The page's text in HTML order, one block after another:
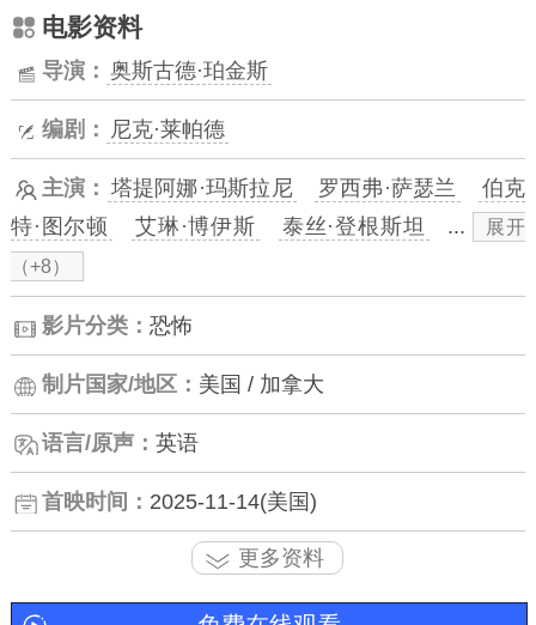
电影资料
导演： 奥斯古德·珀金斯
编剧： 尼克·莱帕德
主演： 塔提阿娜·玛斯拉尼 罗西弗·萨瑟兰
伯克
特·图尔顿
艾琳·博伊斯 泰丝·登根斯坦 ...
展开
（+8）
影片分类： 恐怖
制片国家/地区： 美国 / 加拿大
语言/原声： 英语
首映时间： 2025-11-14(美国)
更多资料